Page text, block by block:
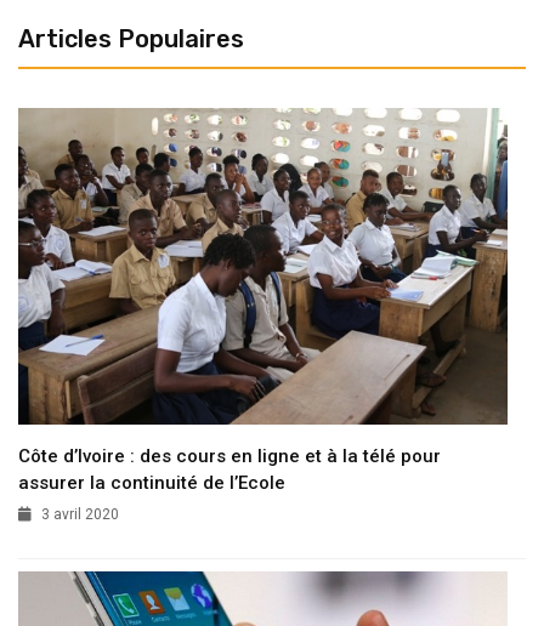
Articles Populaires
Côte d’Ivoire : des cours en ligne et à la télé pour
assurer la continuité de l’Ecole
3 avril 2020